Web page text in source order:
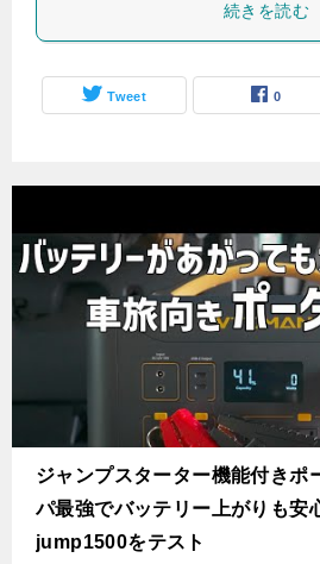
続きを読む
Tweet 0
ジャンプスターター機能付きポ
パ最強でバッテリー上がりも安
jump1500をテスト